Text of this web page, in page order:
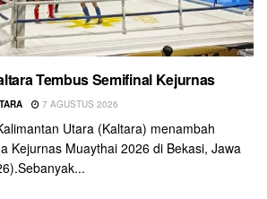
Tembus Semifinal Kejurnas
7 AGUSTUS 2026
Utara (Kaltara) menambah
Kejurnas Muaythai 2026 di Bekasi, Jawa